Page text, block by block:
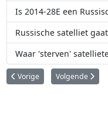
Is 2014-28E een
Russische satelliet
Waar 'sterven'
Vorig artikel: Rocket Lab
Vorige Volgende
Volgende